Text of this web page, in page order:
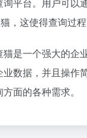
，这使得查询过程
是一个强大的企
数据，并且操作
面的各种需求。